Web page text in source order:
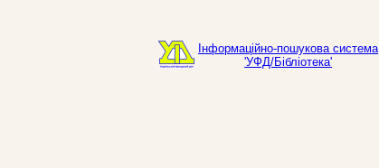
Інформаційно-пошукова система
'УФД/Бібліотека'